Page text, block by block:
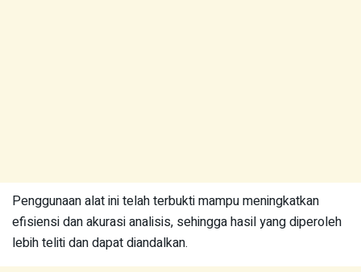
Penggunaan alat ini telah terbukti mampu meningkatkan
efisiensi dan akurasi analisis, sehingga hasil yang diperoleh
lebih teliti dan dapat diandalkan.